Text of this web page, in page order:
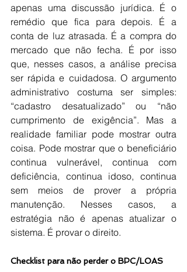
apenas uma discussão jurídica. É o
remédio que fica para depois. É a
conta de luz atrasada. É a compra do
mercado que não fecha. É por isso
que, nesses casos, a análise precisa
ser rápida e cuidadosa. O argumento
administrativo costuma ser simples:
“cadastro desatualizado” ou “não
cumprimento de exigência”. Mas a
realidade familiar pode mostrar outra
coisa. Pode mostrar que o beneficiário
continua vulnerável, continua com
deficiência, continua idoso, continua
sem meios de prover a própria
manutenção. Nesses casos, a
estratégia não é apenas atualizar o
sistema. É provar o direito.
Checklist para não perder o BPC/LOAS